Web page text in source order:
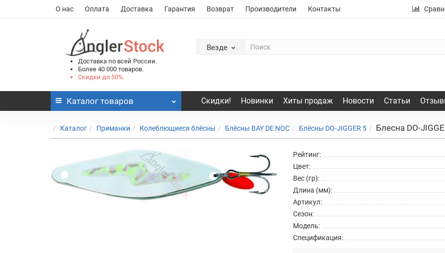
О нас Оплата Доставка Гарантия Возврат Производители Контакты
Доставка по всей России.
Более 40 000 товаров.
Скидки до 50%.
Везде
Каталог товаров Скидки! Новинки Хиты продаж Новости Статьи
Каталог Приманки Колеблющиеся блёсны Блёсны BAY DE NOC Блёсны DO-JIGGER 5 Блесна DO-
Рейтинг:
Цвет:
Вес (гр):
Длина (мм):
Артикул:
Сезон:
Модель:
Спецификация: